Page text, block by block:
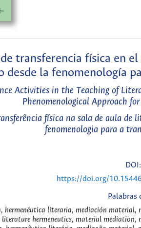
transferencia física en
desde la fenomenología
Activities in the Teaching of
Phenomenological Approach
física na sala de aula
fenomenologia para a
DOI:
https://doi.org/
Palabras
hermenéutica literaria, mediación
literature hermeneutics, material